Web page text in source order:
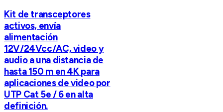
Kit de transceptores
activos, envía
alimentación
12V/24Vcc/AC, video y
audio a una distancia de
hasta 150 m en 4K para
aplicaciones de video por
UTP Cat 5e / 6 en alta
definición.